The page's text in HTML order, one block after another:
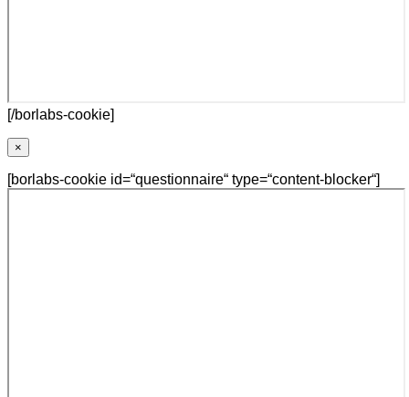
[/borlabs-cookie]
×
[borlabs-cookie id=“questionnaire“ type=“content-blocker“]